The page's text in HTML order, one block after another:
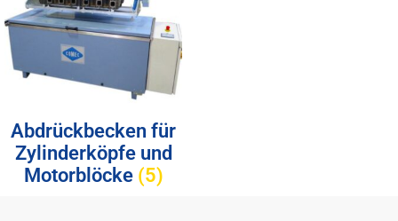
Abdrückbecken für
Zylinderköpfe und
Motorblöcke (5)